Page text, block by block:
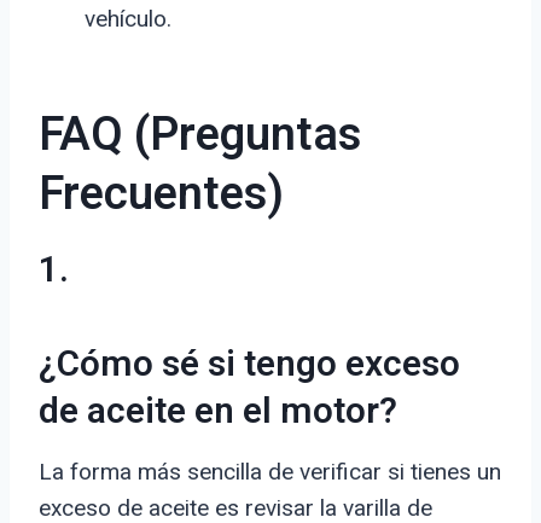
vehículo.
FAQ (Preguntas
Frecuentes)
1.
¿Cómo sé si tengo exceso
de aceite en el motor?
La forma más sencilla de verificar si tienes un
exceso de aceite es revisar la varilla de